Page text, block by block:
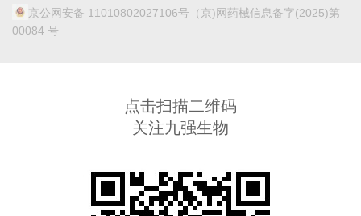
京公网安备 11010802027106号 （京)网药械信息备字(2025)第
00084 号
点击扫描二维码
关注九强生物